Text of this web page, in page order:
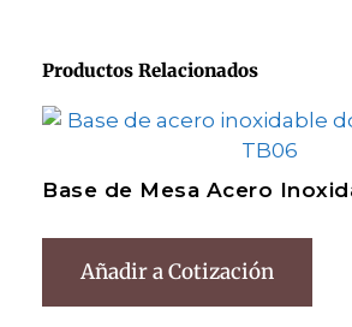
Productos Relacionados
Base de Mesa Acero
Añadir a Cotización